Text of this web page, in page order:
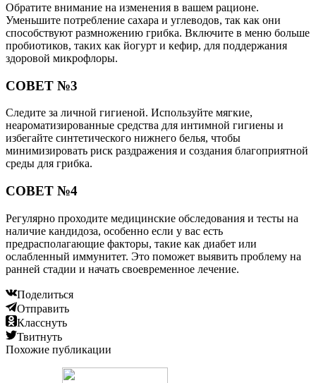
Обратите внимание на изменения в вашем рационе.
Уменьшите потребление сахара и углеводов, так как они
способствуют размножению грибка. Включите в меню больше
пробиотиков, таких как йогурт и кефир, для поддержания
здоровой микрофлоры.
СОВЕТ №3
Следите за личной гигиеной. Используйте мягкие,
неароматизированные средства для интимной гигиены и
избегайте синтетического нижнего белья, чтобы
минимизировать риск раздражения и создания благоприятной
среды для грибка.
СОВЕТ №4
Регулярно проходите медицинские обследования и тесты на
наличие кандидоза, особенно если у вас есть
предрасполагающие факторы, такие как диабет или
ослабленный иммунитет. Это поможет выявить проблему на
ранней стадии и начать своевременное лечение.
Поделиться
Отправить
Класснуть
Твитнуть
Похожие публикации